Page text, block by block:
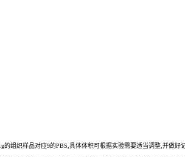
组织样品对应9的PBS,具体体积可根据实验需要适当调整,并做好